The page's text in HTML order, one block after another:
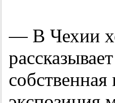
— В Чехии
собственная